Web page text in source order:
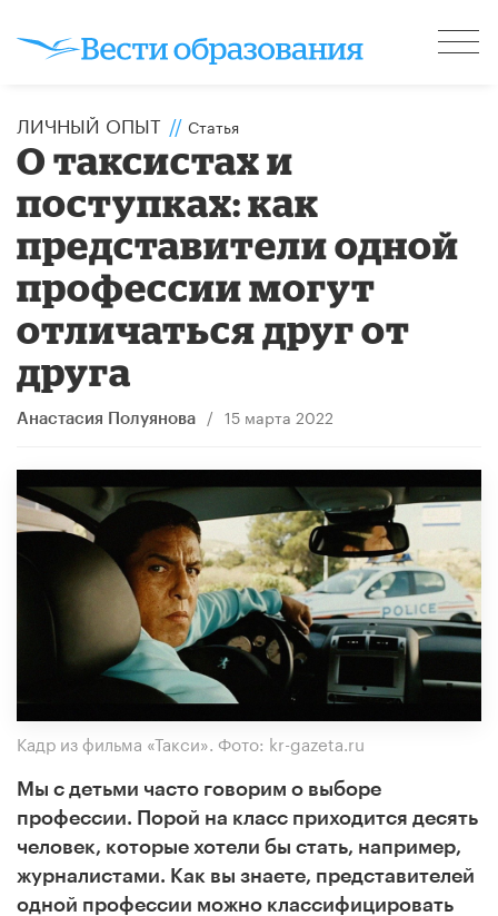
ЛИЧНЫЙ ОПЫТ // Статья
О таксистах и
поступках: как
представители одной
профессии могут
отличаться друг от
друга
Анастасия Полуянова / 15 марта 2022
Кадр из фильма «Такси». Фото: kr-gazeta.ru
Мы с детьми часто говорим о выборе
профессии. Порой на класс приходится десять
человек, которые хотели бы стать, например,
журналистами. Как вы знаете, представителей
одной профессии можно классифицировать